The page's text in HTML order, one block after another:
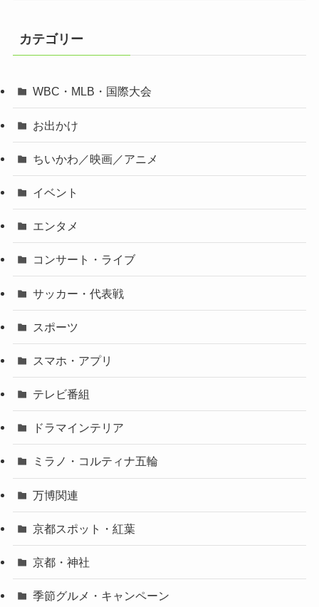
カテゴリー
WBC・MLB・国際大会
お出かけ
ちいかわ／映画／アニメ
イベント
エンタメ
コンサート・ライブ
サッカー・代表戦
スポーツ
スマホ・アプリ
テレビ番組
ドラマインテリア
ミラノ・コルティナ五輪
万博関連
京都スポット・紅葉
京都・神社
季節グルメ・キャンペーン